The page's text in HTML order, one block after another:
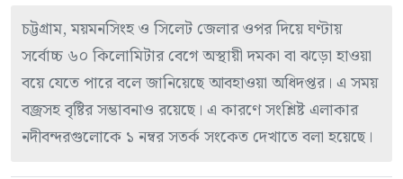
চট্টগ্রাম, ময়মনসিংহ ও সিলেট জেলার ওপর দিয়ে ঘণ্টায়
সর্বোচ্চ ৬০ কিলোমিটার বেগে অস্থায়ী দমকা বা ঝড়ো হাওয়া
বয়ে যেতে পারে বলে জানিয়েছে আবহাওয়া অধিদপ্তর। এ সময়
বজ্রসহ বৃষ্টির সম্ভাবনাও রয়েছে। এ কারণে সংশ্লিষ্ট এলাকার
নদীবন্দরগুলোকে ১ নম্বর সতর্ক সংকেত দেখাতে বলা হয়েছে।